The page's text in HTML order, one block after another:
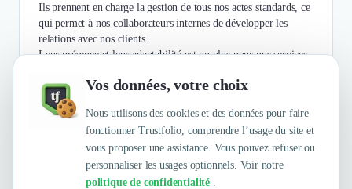
Vos données, votre choix
Nous utilisons des cookies et des données pour faire
fonctionner Trustfolio, comprendre l’usage du site et
vous proposer une assistance. Vous pouvez refuser ou
personnaliser les usages optionnels. Voir notre
politique de confidentialité .
Ils prennent en charge la gestion de tous nos actes standards, ce
qui permet à nos collaborateurs internes de développer les
relations avec nos clients.
Leur présence et leur adaptabilité est un plus pour nos services.
Authentifié le 26/11/2020 par